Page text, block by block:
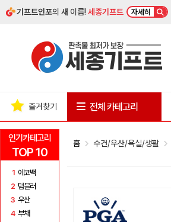
기프트인포의 새 이름!세종기프트 자세히
인기카테고리
TOP 10
1 에코백
2 텀블러
3 우산
4 부채
즐겨찾기 전체 카테고리
홈 수건/우산/욕실/생활